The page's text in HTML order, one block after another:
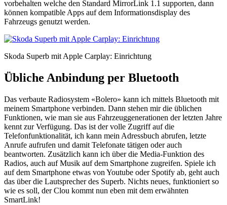
vorbehalten welche den Standard MirrorLink 1.1 supporten, dann
können kompatible Apps auf dem Informationsdisplay des
Fahrzeugs genutzt werden.
Skoda Superb mit Apple Carplay: Einrichtung
Übliche Anbindung per Bluetooth
Das verbaute Radiosystem «Bolero» kann ich mittels Bluetooth mit
meinem Smartphone verbinden. Dann stehen mir die üblichen
Funktionen, wie man sie aus Fahrzeuggenerationen der letzten Jahre
kennt zur Verfügung. Das ist der volle Zugriff auf die
Telefonfunktionalität, ich kann mein Adressbuch abrufen, letzte
Anrufe aufrufen und damit Telefonate tätigen oder auch
beantworten. Zusätzlich kann ich über die Media-Funktion des
Radios, auch auf Musik auf dem Smartphone zugreifen. Spiele ich
auf dem Smartphone etwas von Youtube oder Spotify ab, geht auch
das über die Lautsprecher des Superb. Nichts neues, funktioniert so
wie es soll, der Clou kommt nun eben mit dem erwähnten
SmartLink!